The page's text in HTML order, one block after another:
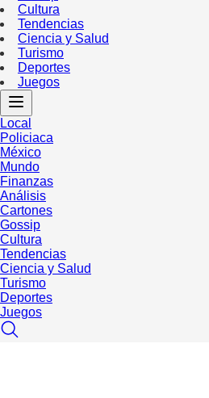
Cultura
Tendencias
Ciencia y Salud
Turismo
Deportes
Juegos
Local
Policiaca
México
Mundo
Finanzas
Análisis
Cartones
Gossip
Cultura
Tendencias
Ciencia y Salud
Turismo
Deportes
Juegos